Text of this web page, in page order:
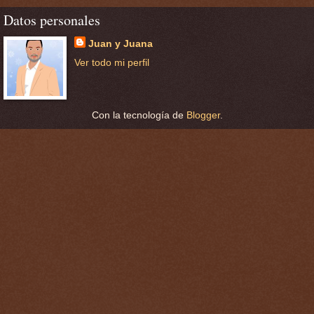
Datos personales
Juan y Juana
Ver todo mi perfil
Con la tecnología de Blogger.